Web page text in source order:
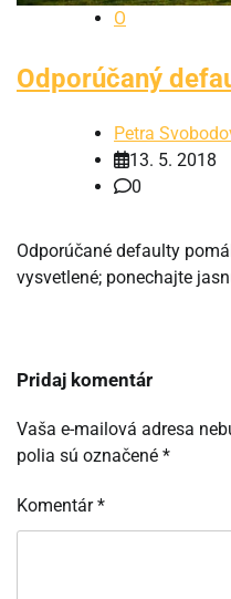
O
Odporúčaný
Petra
13. 5. 2018
0
Odporúčané defaulty
vysvetlené; ponechajte
Pridaj komentár
Vaša e-mailová adresa
polia sú označené *
Komentár*